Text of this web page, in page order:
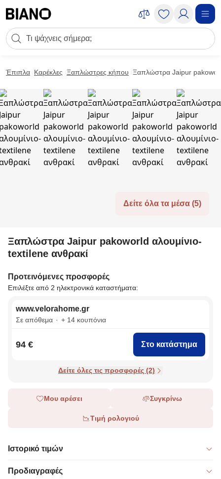
Πεδίο αναζήτησης
Έπιπλα Καρέκλες Ξαπλώστρες κήπου Ξαπλώστρα Jaipur
Δείτε όλα τα μέσα (5)
Ξαπλώστρα Jaipur pakoworld αλουμίνιο-
textilene ανθρακί
Προτεινόμενες προσφορές
Επιλέξτε από 2 ηλεκτρονικά καταστήματα:
www.velorahome.gr
Σε απόθεμα + 14 κουπόνια
94 € Στο κατάστημα
Δείτε όλες τις προσφορές (2)
Μου αρέσει Συγκρίνω
Τιμή ρολογιού
Ιστορικό τιμών
Προδιαγραφές